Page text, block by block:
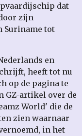
dat
zijn
Suriname tot
en
heeft tot nu
op de pagina te
GZ-artikel over de
World' die de
zien waarnaar
in het